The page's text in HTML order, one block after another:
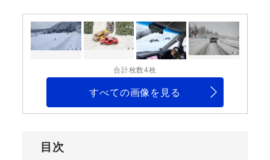
合計枚数4枚
すべての画像を見る
目次